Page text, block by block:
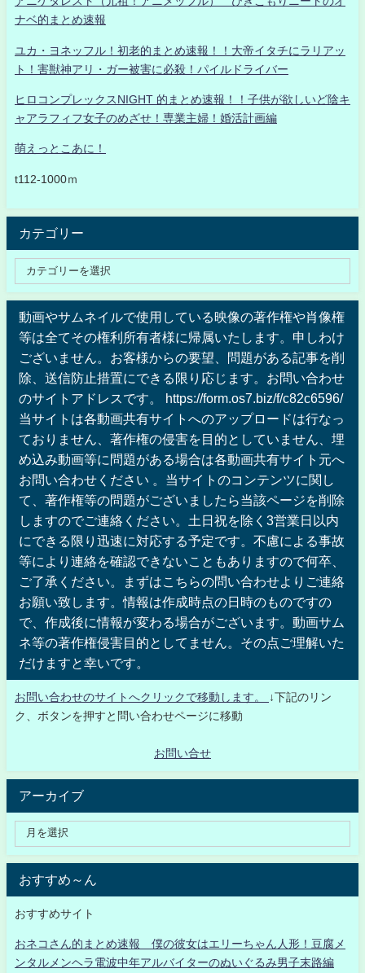
ナベ的まとめ速報
ユカ・ヨネッフル！初老的まとめ速報！！大帝イタチにラリアッ
ト！害獣神アリ・ガー被害に必殺！パイルドライバー
ヒロコンプレックスNIGHT 的まとめ速報！！子供が欲しいど陰キ
ャアラフィフ女子のめざせ！専業主婦！婚活計画編
萌えっとこあに！
t112-1000ｍ
カテゴリー
動画やサムネイルで使用している映像の著作権や肖像権
等は全てその権利所有者様に帰属いたします。申しわけ
ございません。お客様からの要望、問題がある記事を削
除、送信防止措置にできる限り応じます。お問い合わせ
のサイトアドレスです。 https://form.os7.biz/f/c82c6596/
当サイトは各動画共有サイトへのアップロードは行なっ
ておりません、著作権の侵害を目的としていません、埋
め込み動画等に問題がある場合は各動画共有サイト元へ
お問い合わせください 。当サイトのコンテンツに関し
て、著作権等の問題がございましたら当該ページを削除
しますのでご連絡ください。土日祝を除く3営業日以内
にできる限り迅速に対応する予定です。不慮による事故
等により連絡を確認できないこともありますので何卒、
ご了承ください。まずはこちらの問い合わせよりご連絡
お願い致します。情報は作成時点の日時のものですの
で、作成後に情報が変わる場合がございます。動画サム
ネ等の著作権侵害目的としてません。その点ご理解いた
だけますと幸いです。
お問い合わせのサイトへクリックで移動します。
↓下記のリン
ク、ボタンを押すと問い合わせページに移動
お問い合せ
アーカイブ
おすすめ～ん
おすすめサイト
おネコさん的まとめ速報 僕の彼女はエリーちゃん人形！豆腐メ
ンタルメンヘラ電波中年アルバイターのぬいぐるみ男子末路編